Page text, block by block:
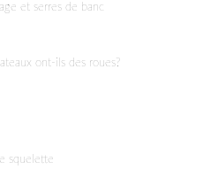
et serres de banc
ont-ils des roues?
squelette